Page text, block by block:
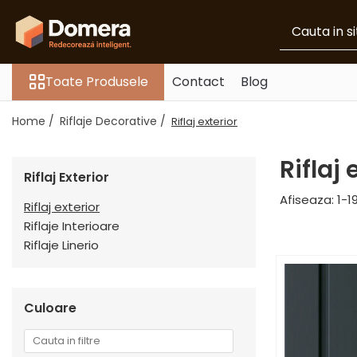
Toate Produsele
Parchet
Parchet SPC
Riflaje Decorative
Riflaje Interioare
Glafuri
Glafuri Interioare
Glafuri Exterioare
Plinte PVC
Plinte MDF Premium
Toate Produsele Contact Blog
Home / Riflaje Decorative / Riflaj exterior
Riflaj
Riflaj Exterior
Riflaj exterior
Riflaje Interioare
Riflaje Linerio
Culoare
Afiseaza: 1-19